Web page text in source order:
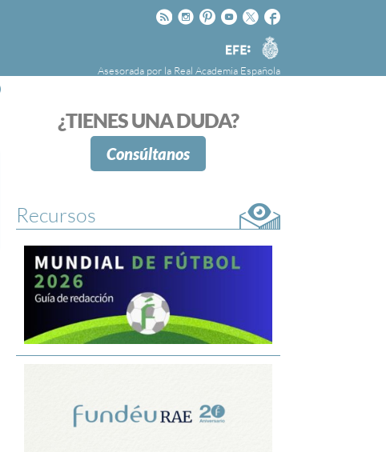
Facebook
Twitter
Youtube
Pinteres
Instagram
Rss
Agencia
EFE
Asesorada por la Real Academia Española
FundéuRAE es una fundación patrocinada por
la Agencia Efe y la Real Academia Española,
cuyo objetivo es colaborar con el buen uso del
¿TIENES UNA DUDA?
Consúltanos
Recursos